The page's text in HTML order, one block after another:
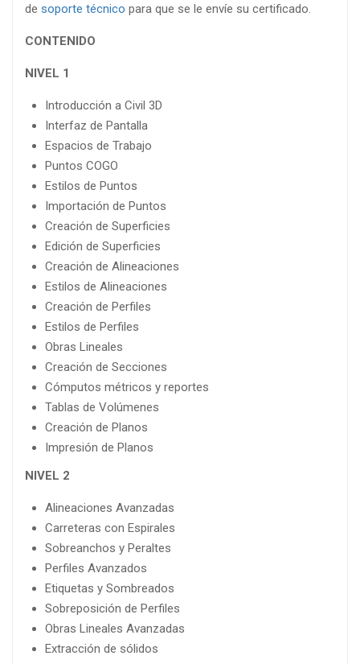
de soporte técnico para que se le envíe su certificado.
CONTENIDO
NIVEL 1
Introducción a Civil 3D
Interfaz de Pantalla
Espacios de Trabajo
Puntos COGO
Estilos de Puntos
Importación de Puntos
Creación de Superficies
Edición de Superficies
Creación de Alineaciones
Estilos de Alineaciones
Creación de Perfiles
Estilos de Perfiles
Obras Lineales
Creación de Secciones
Cómputos métricos y reportes
Tablas de Volúmenes
Creación de Planos
Impresión de Planos
NIVEL 2
Alineaciones Avanzadas
Carreteras con Espirales
Sobreanchos y Peraltes
Perfiles Avanzados
Etiquetas y Sombreados
Sobreposición de Perfiles
Obras Lineales Avanzadas
Extracción de sólidos